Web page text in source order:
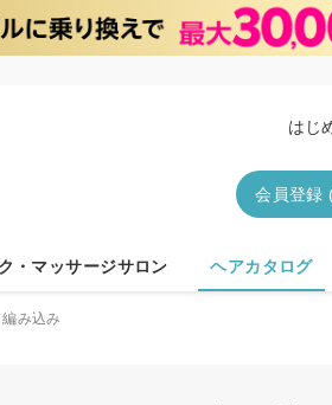
はじ
会員登録
・マッサージサロン ヘアカタログ
編み込み